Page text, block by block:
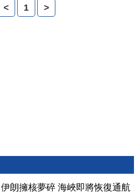
< 1 >
伊朗擁核夢碎 海峽即將恢復通航